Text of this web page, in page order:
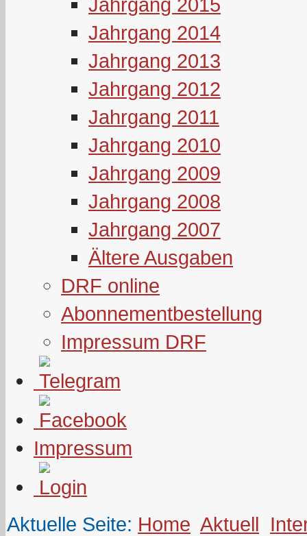
Jahrgang 2014
Jahrgang 2013
Jahrgang 2012
Jahrgang 2011
Jahrgang 2010
Jahrgang 2009
Jahrgang 2008
Jahrgang 2007
Ältere Ausgaben
DRF online
Abonnementbestellung
Impressum DRF
Impressum
Aktuelle Seite: Home Aktuell